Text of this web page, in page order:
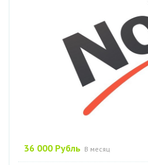
36 000 Рубль В месяц